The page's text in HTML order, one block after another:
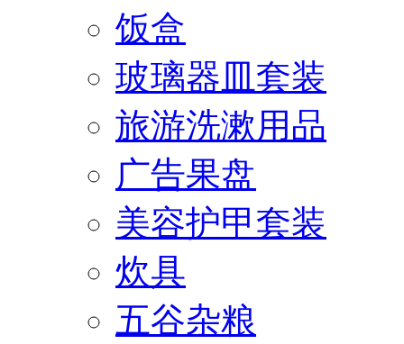
饭盒
玻璃器皿套装
旅游洗漱用品
广告果盘
美容护甲套装
炊具
五谷杂粮